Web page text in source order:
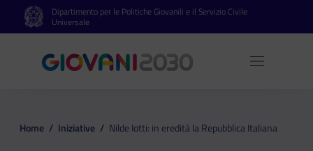
Vai al contenuto principale
Vai al footerDipartimento per le Politiche Giovanili e il Servizio Civile
Universale
Apri
Home / Iniziative / Nilde Iotti: in eredità la Repubblica Italiana